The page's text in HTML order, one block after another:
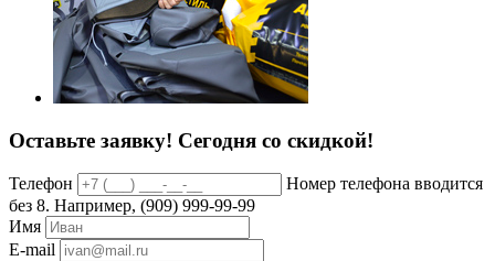
Оставьте заявку! Сегодня со скидкой!
Телефон
Номер телефона вводится
без 8. Например, (909) 999-99-99
Имя
E-mail